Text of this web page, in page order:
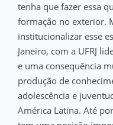
tenha que fazer essa
formação no exterior.
institucionalizar esse
Janeiro, com a UFRJ
e uma consequência
produção de
adolescência e
América Latina. Até